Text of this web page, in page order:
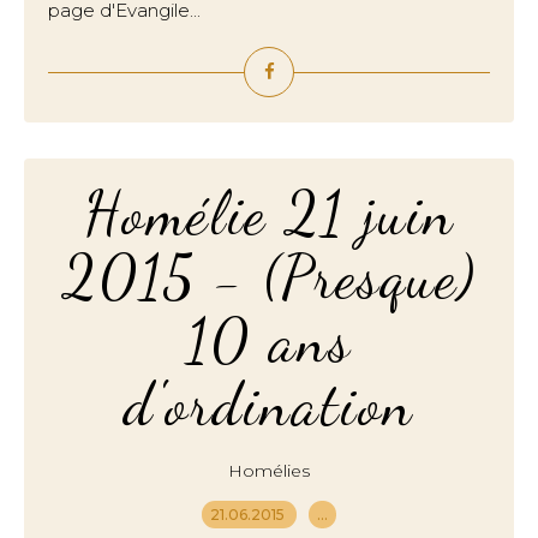
page d'Evangile...
Homélie 21 juin
2015 - (Presque)
10 ans
d'ordination
Homélies
21.06.2015 …